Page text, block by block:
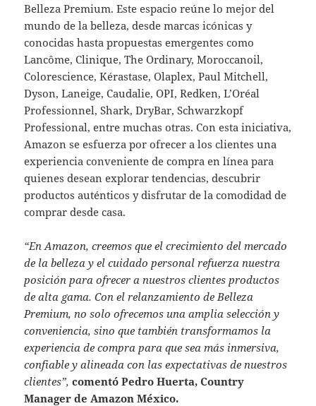
Belleza Premium. Este espacio reúne lo mejor del
mundo de la belleza, desde marcas icónicas y
conocidas hasta propuestas emergentes como
Lancôme, Clinique, The Ordinary, Moroccanoil,
Colorescience, Kérastase, Olaplex, Paul Mitchell,
Dyson, Laneige, Caudalie, OPI, Redken, L’Oréal
Professionnel, Shark, DryBar, Schwarzkopf
Professional, entre muchas otras. Con esta iniciativa,
Amazon se esfuerza por ofrecer a los clientes una
experiencia conveniente de compra en línea para
quienes desean explorar tendencias, descubrir
productos auténticos y disfrutar de la comodidad de
comprar desde casa.
“En Amazon, creemos que el crecimiento del mercado
de la belleza y el cuidado personal refuerza nuestra
posición para ofrecer a nuestros clientes productos
de alta gama. Con el relanzamiento de Belleza
Premium, no solo ofrecemos una amplia selección y
conveniencia, sino que también transformamos la
experiencia de compra para que sea más inmersiva,
confiable y alineada con las expectativas de nuestros
clientes”, comentó Pedro Huerta, Country
Manager de Amazon México.